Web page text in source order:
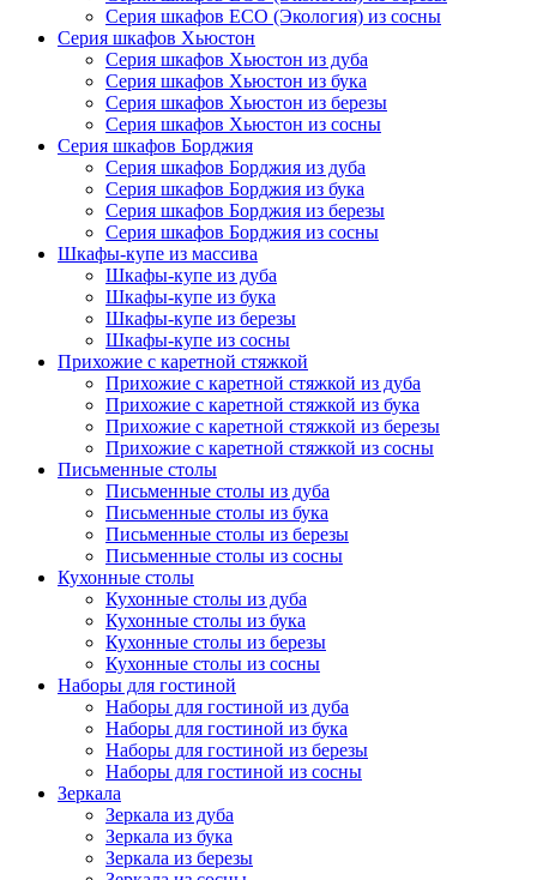
Серия шкафов ECO (Экология) из сосны
Серия шкафов Хьюстон
Серия шкафов Хьюстон из дуба
Серия шкафов Хьюстон из бука
Серия шкафов Хьюстон из березы
Серия шкафов Хьюстон из сосны
Серия шкафов Борджия
Серия шкафов Борджия из дуба
Серия шкафов Борджия из бука
Серия шкафов Борджия из березы
Серия шкафов Борджия из сосны
Шкафы-купе из массива
Шкафы-купе из дуба
Шкафы-купе из бука
Шкафы-купе из березы
Шкафы-купе из сосны
Прихожие с каретной стяжкой
Прихожие с каретной стяжкой из дуба
Прихожие с каретной стяжкой из бука
Прихожие с каретной стяжкой из березы
Прихожие с каретной стяжкой из сосны
Письменные столы
Письменные столы из дуба
Письменные столы из бука
Письменные столы из березы
Письменные столы из сосны
Кухонные столы
Кухонные столы из дуба
Кухонные столы из бука
Кухонные столы из березы
Кухонные столы из сосны
Наборы для гостиной
Наборы для гостиной из дуба
Наборы для гостиной из бука
Наборы для гостиной из березы
Наборы для гостиной из сосны
Зеркала
Зеркала из дуба
Зеркала из бука
Зеркала из березы